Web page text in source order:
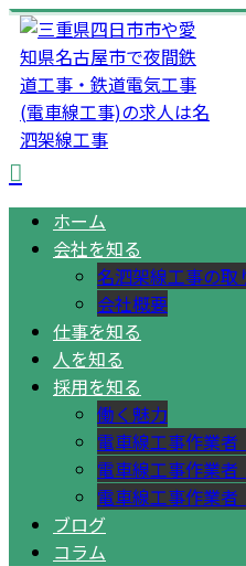
ホーム
会社を知る
名泗架線工事の取
会社概要
仕事を知る
人を知る
採用を知る
働く魅力
電車線工事作業者
電車線工事作業者
電車線工事作業者
ブログ
コラム